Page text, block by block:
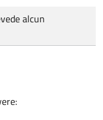
alcun